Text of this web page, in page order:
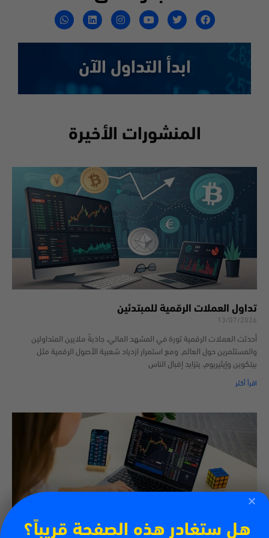
ابدأ التداول الآن
المنشورات الأخيرة
تداول العملات الرقمية للمبتدئين
13/07/2026
أحدثت العملات الرقمية ثورة في المشهد المالي، جاذبةً ملايين المتداولين
والمستثمرين حول العالم. ومع استمرار ازدياد شعبية الأصول الرقمية مثل
بيتكوين وإيثيريوم، يتزايد إقبال الناس
اقرأ أكثر
هل ستغادر هذه الصفحة قريباً؟